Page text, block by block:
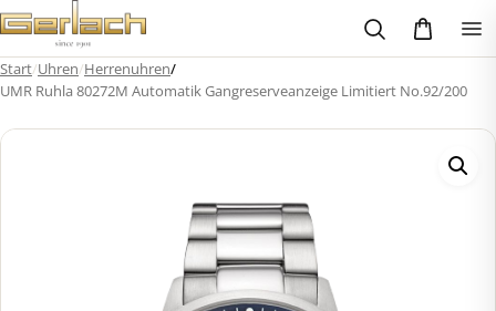
Zum
Inhalt
springen
Start/Uhren/Herrenuhren/
UMR Ruhla 80272M Automatik Gangreserveanzeige Limitiert No.92/200